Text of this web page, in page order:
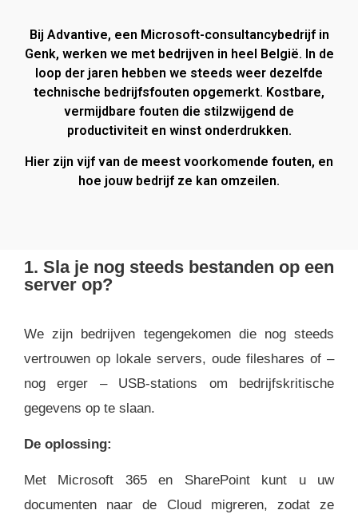
Bij Advantive, een Microsoft-consultancybedrijf in
Genk, werken we met bedrijven in heel België. In de
loop der jaren hebben we steeds weer dezelfde
technische bedrijfsfouten opgemerkt. Kostbare,
vermijdbare fouten die stilzwijgend de
productiviteit en winst onderdrukken.
Hier zijn vijf van de meest voorkomende fouten, en
hoe jouw bedrijf ze kan omzeilen.
1. Sla je nog steeds bestanden op een
server op?
We zijn bedrijven tegengekomen die nog steeds
vertrouwen op lokale servers, oude fileshares of –
nog erger – USB-stations om bedrijfskritische
gegevens op te slaan.
De oplossing:
Met Microsoft 365 en SharePoint kunt u uw
documenten naar de Cloud migreren, zodat ze